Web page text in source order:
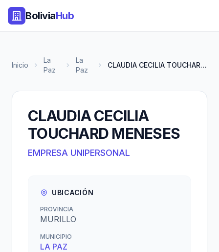
BoliviaHub
Inicio
La
Paz
La
Paz
CLAUDIA CECILIA TOUCHARD MENES...
CLAUDIA CECILIA
TOUCHARD MENESES
EMPRESA UNIPERSONAL
UBICACIÓN
PROVINCIA
MURILLO
MUNICIPIO
LA PAZ